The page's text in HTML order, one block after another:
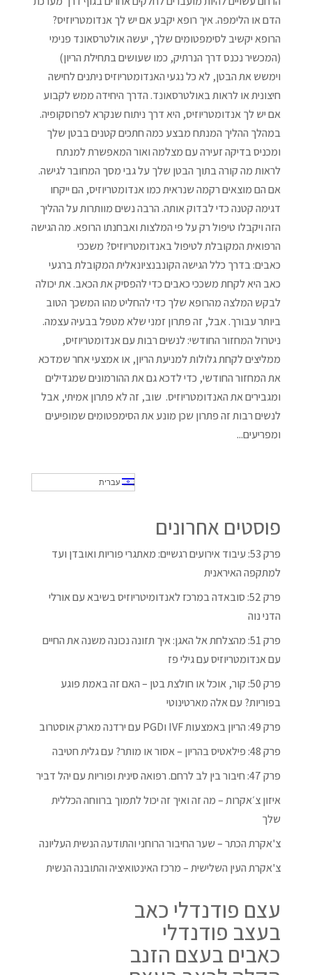
הדם או הלימפה. איך רופא יקבע אם יש לך אנדומטריוזיס?
הרופא יקשיב לסימפטומים שלך, יעשה אולטרסאונד פנימי
(המכשיר נכנס דרך הנרתיק, כמו שעושים בתחילת הריון)
וימשש את הבטן, לא כל נגעי האנדומטריוזיס ניתנים לחישה
חיצונית או לראות באולטרסאונד. הדרך היחידה ממש לקבוע
אם יש לך אנדומטריוזיס, היא דרך ניתוח שנקרא לפרוסקופיה.
במהלך ההליך המנתח מבצע כמה חתכים קטנים בבטן שלך
ומכניס בדיקה זעירה עם מצלמה ואור המאפשרת למנתח
לראות מה קורה בתוך הבטן שלך על גבי מסך המחובר לגישה.
אם הם מוצאים רקמה שנראית כמו אנדומטריוזיס, הם ייקחו
דגימה קטנה כדי לבדוק אותה. הרבה נשים מוותרות על ההליך
הזה ויקבלו טיפול רק על פי המלצות ואבחנתו הרופא. מה הגישה
הרפואית המקובלת לטיפול באנדומטריוזיס? משככי
כאבים: בדרך כלל הגישה הקונבנציונאלית המקובלת ברגעי
כאב היא לקחת משככי כאבים כדי להפסיק את הכאב. את יכולה
לבקש המלצה מהרופא שלך כדי להחליט מהו המשכך הטוב
ביותר עבורך. אבל, זה פתרון זמני שלא מטפל בבעיה עצמה.
ניטרול המחזור החודשי: לנשים רבות עם אנדומטריוזיס,
ממליצים לקחת גלולות למניעת הריון, או אמצעי אחר שמדכא
את המחזור החודשי, כדי לדכא גם את ההורמונים שמגדילים
ומגבירים את האנדומטריוזיס. שוב, זה לא פתרון אמיתי, אבל
לנשים רבות זה פתרון שכן מונע את הסימפטומים שמופיעים
ומפריעים...
עברית
פוסטים אחרונים
פרק 53: עיבוד אירועים רגשיים: מאתגרי פוריות ואובדן ועד
למתקפה האיראנית
פרק 52: סובאדה במרכז לאנדומיטריוזיס בשיבא עם אורלי
הדני נוה
פרק 51: מהצלחת אל האגן: איך תזונה נכונה משנה את החיים
עם אנדומטריוזיס עם גילי פז
פרק 50: קור, אוכל או חולצת בטן – האם זה באמת פוגע
בפוריות? עם אלה מארטינוטי
פרק 49: הריון באמצעות IVF וPGD עם ירדנה מארק אוסטרוב
פרק 48: פילאטיס בהריון – אסור או מותר? עם גלית חטיבה
פרק 47: חיבור בין לב לרחם. רפואה סינית ופוריות עם יהל דביר
איזון צ׳אקרות – מה זה ואיך זה יכול לתמוך ברווחה הכללית
שלך
צ'אקרת הכתר – שער החיבור הרוחני והתודעה הנשית העליונה
צ'אקרת העין השלישית – מרכז האינטואיציה והתובנה הנשית
עצם פודנדלי כאב
בעצב פודנדלי
כאבים בעצם הזנב